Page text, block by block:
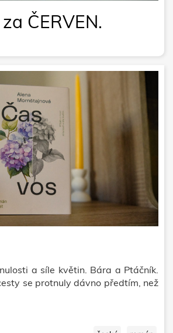
ČERVEN.
a síle květin. Bára a Ptáčník.
se protnuly dávno předtím, než